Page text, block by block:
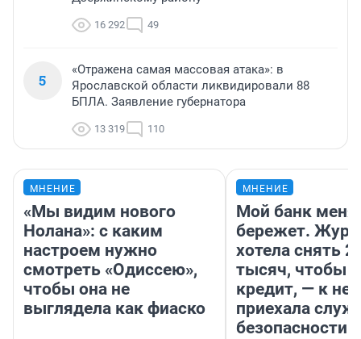
16 292 49
5
«Отражена самая массовая атака»: в
Ярославской области ликвидировали 88
БПЛА. Заявление губернатора
13 319 110
МНЕНИЕ
«Мы видим нового
Нолана»: с каким
настроем нужно
смотреть «Одиссею»,
чтобы она не
выглядела как фиаско
МНЕНИЕ
Мой банк меня
бережет.
хотела снять
тысяч, чтобы
кредит, — к
приехала
безопасности